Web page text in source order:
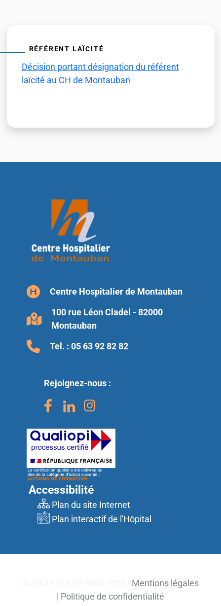
RÉFÉRENT LAÏCITÉ
Décision portant désignation du référent
laïcité au CH de Montauban
Centre Hospitalier de Montauban
100 rue Léon Cladel - 82000
Montauban
Tel. : 05 63 92 82 82
Rejoignez-nous :
Accessibilité
Plan du site Internet
Plan interactif de l'Hôpital
Mentions légales
| Politique de confidentialité